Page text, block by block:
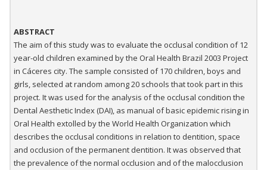
ABSTRACT
The aim of this study was to evaluate the occlusal condition of 12
year-old children examined by the Oral Health Brazil 2003 Project
in Cáceres city. The sample consisted of 170 children, boys and
girls, selected at random among 20 schools that took part in this
project. It was used for the analysis of the occlusal condition the
Dental Aesthetic Index (DAI), as manual of basic epidemic rising in
Oral Health extolled by the World Health Organization which
describes the occlusal conditions in relation to dentition, space
and occlusion of the permanent dentition. It was observed that
the prevalence of the normal occlusion and of the malocclusion